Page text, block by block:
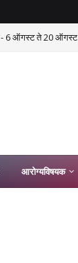
- 6 ऑगस्ट ते 20 ऑगस्ट
आरोग्यविषयक